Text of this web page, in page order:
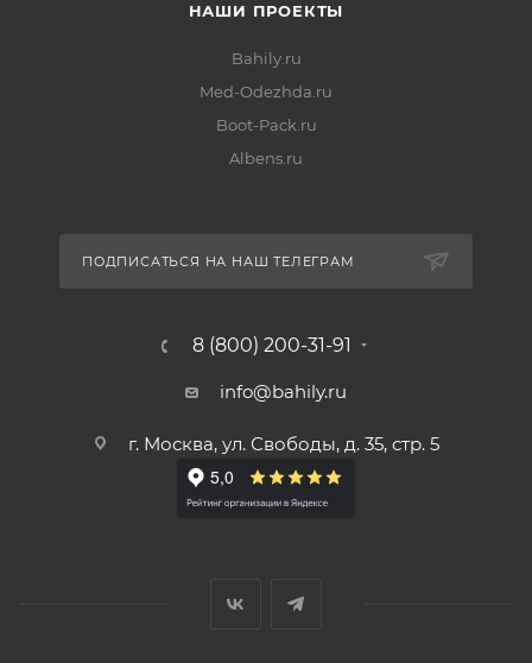
НАШИ ПРОЕКТЫ
Bahily.ru
Med-Odezhda.ru
Boot-Pack.ru
Albens.ru
ПОДПИСАТЬСЯ НА НАШ ТЕЛЕГРАМ
8 (800) 200-31-91
info@bahily.ru
г. Москва, ул. Свободы, д. 35, стр. 5